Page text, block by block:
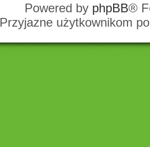
Powered by phpBB®
Przyjazne użytkownikom